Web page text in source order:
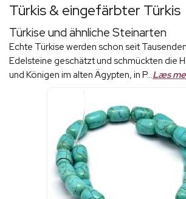
Türkis & eingefärbter Türkis
Türkise und ähnliche Steinarten
Echte Türkise werden schon seit
Edelsteine geschätzt und schmückten die
und Königen im alten Ägypten, in P...Læs